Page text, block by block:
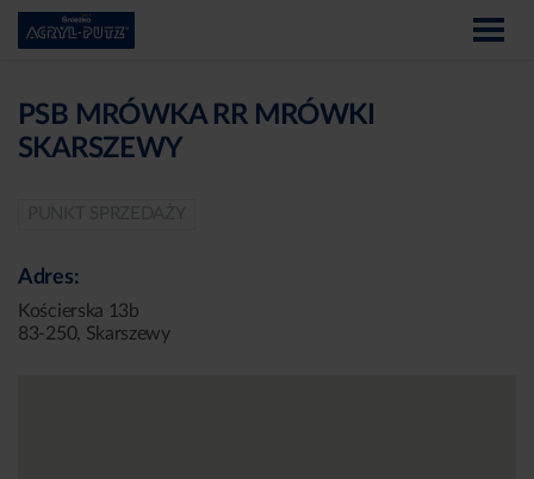
PSB MRÓWKA RR MRÓWKI
SKARSZEWY
Adres:
Kościerska 13b
83-250, Skarszewy